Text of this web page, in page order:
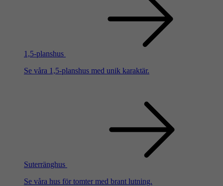
1,5-planshus
Se våra 1,5-planshus med unik karaktär.
Suterränghus
Se våra hus för tomter med brant lutning.